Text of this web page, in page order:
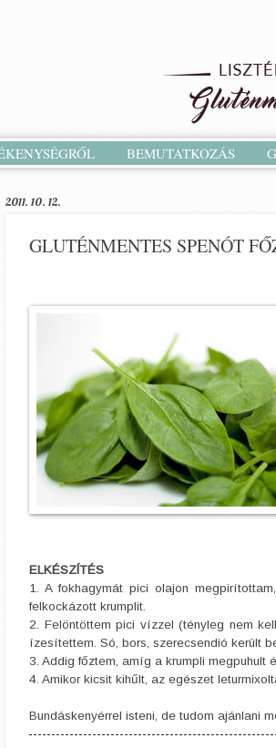
BEMUTATKOZÁS
2011. 10. 12.
GLUTÉNMENTES SPENÓT
ELKÉSZÍTÉS
1. A fokhagymát pici olajon
felkockázott krumplit.
2. Felöntöttem pici vízzel (tényleg nem
ízesítettem. Só, bors, szerecsendió került
3. Addig főztem, amíg a krumpli megpuhult
4. Amikor kicsit kihűlt, az egészet
Bundáskenyérrel isteni, de tudom ajánlani